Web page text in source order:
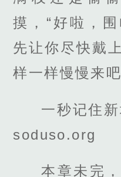
摸，“好啦，
先让你尽快戴
样一样慢慢来
一秒记住
soduso.org
本章未完